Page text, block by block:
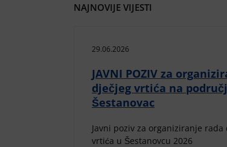
NAJNOVIJE VIJESTI
29.06.2026
JAVNI POZIV za
dječjeg vrtića na
Šestanovac
Javni poziv za organiziranje rada
vrtića u Šestanovcu 2026